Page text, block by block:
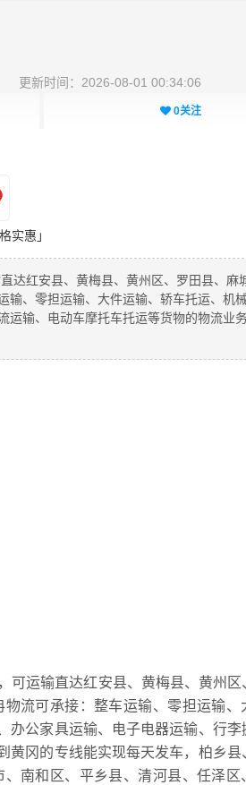
更新时间：2026-08-01 00:34:06
0关注
实惠」
达红安县、黄梅县、黄州区、罗田县、麻
输、零担运输、大件运输、轿车托运、机
输、电动车摩托车托运等货物的物流业务
可运输直达红安县、黄梅县、黄州区
流可承接：整车运输、零担运输、
办公家具运输、电子电器运输、行李
黄冈的专线能实现每天发车，柏乡县
南和区、平乡县、清河县、任泽区